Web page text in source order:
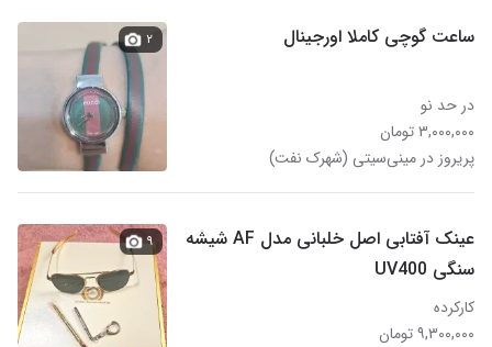
ساعت گوچی کاملا اورجینال
در حد نو
۳,۰۰۰,۰۰۰ تومان
پریروز در مینی‌سیتی (شهرک نفت)
۲
عینک آفتابی اصل خلبانی مدل AF شیشه
سنگی UV400
کارکرده
۹,۳۰۰,۰۰۰ تومان
۹